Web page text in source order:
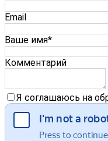
Email
Ваше имя*
Комментарий
Я соглашаюсь на